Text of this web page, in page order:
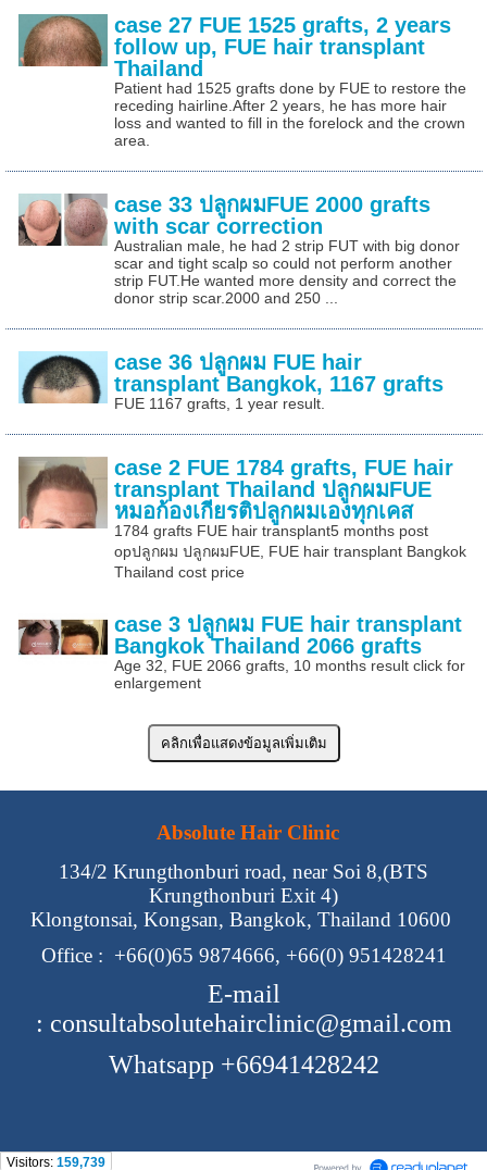
case 27 FUE 1525 grafts, 2 years
follow up, FUE hair transplant
Thailand
Patient had 1525 grafts done by FUE to restore the
receding hairline.After 2 years, he has more hair
loss and wanted to fill in the forelock and the crown
area.
case 33 ปลูกผมFUE 2000 grafts
with scar correction
Australian male, he had 2 strip FUT with big donor
scar and tight scalp so could not perform another
strip FUT.He wanted more density and correct the
donor strip scar.2000 and 250 ...
case 36 ปลูกผม FUE hair
transplant Bangkok, 1167 grafts
FUE 1167 grafts, 1 year result.
case 2 FUE 1784 grafts, FUE hair
transplant Thailand ปลูกผมFUE
หมอก้องเกียรติปลูกผมเองทุกเคส
1784 grafts FUE hair transplant5 months post
opปลูกผม ปลูกผมFUE, FUE hair transplant Bangkok
Thailand cost price
case 3 ปลูกผม FUE hair transplant
ฺBangkok Thailand 2066 grafts
Age 32, FUE 2066 grafts, 10 months result click for
enlargement
Absolute Hair Clinic
134/2 Krungthonburi road, near Soi 8,(BTS
Krungthonburi Exit 4)
Klongtonsai, Kongsan, Bangkok, Thailand 10600
Office : +66(0)65 9874666, +66(0) 951428241
E-mail
: consultabsolutehairclinic@gmail.com
Whatsapp +66941428242
Visitors: 159,739